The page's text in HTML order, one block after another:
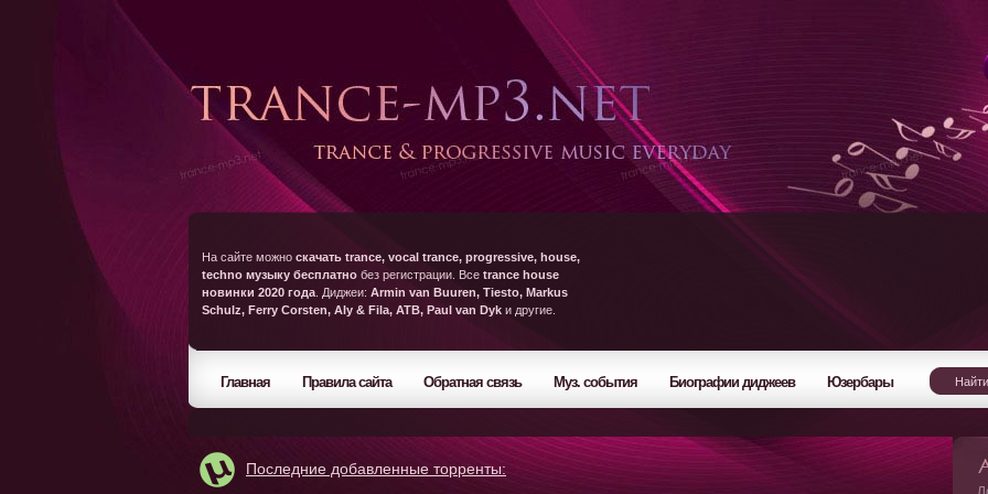
На сайте можно скачать trance, vocal trance, progressive, house,
techno музыку бесплатно без регистрации. Все trance house
новинки 2020 года . Диджеи: Armin van Buuren, Tiesto, Markus
Schulz, Ferry Corsten, Aly & Fila, ATB, Paul van Dyk и другие.
Главная Правила сайта Обратная связь Муз. события Биографии диджеев Юзербары
Последние добавленные торренты: